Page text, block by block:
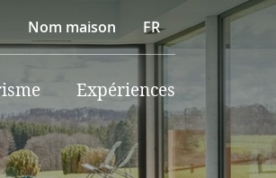
Nom maison FR
Expériences